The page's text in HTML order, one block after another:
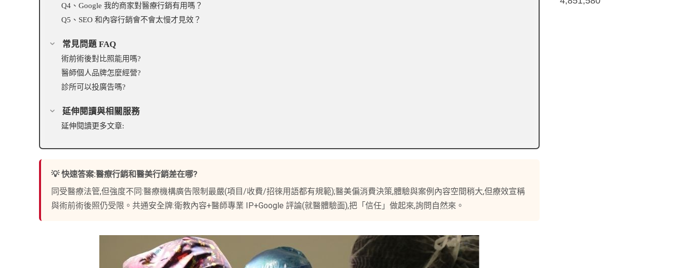
Q4、Google 我的商家對醫療行銷有用嗎？
Q5、SEO 和內容行銷會不會太慢才見效？
常見問題 FAQ
術前術後對比照能用嗎?
醫師個人品牌怎麼經營?
診所可以投廣告嗎?
延伸閱讀與相關服務
延伸閱讀更多文章:
💡 快速答案:醫療行銷和醫美行銷差在哪?
同受醫療法管,但強度不同:醫療機構廣告限制最嚴(項目/收費/招徠用語都有規範);醫美偏消費決策,體驗與案例內容空間稍大,但療效宣稱
與術前術後照仍受限。共通安全牌:衛教內容+醫師專業 IP+Google 評論(就醫體驗面),把「信任」做起來,詢問自然來。